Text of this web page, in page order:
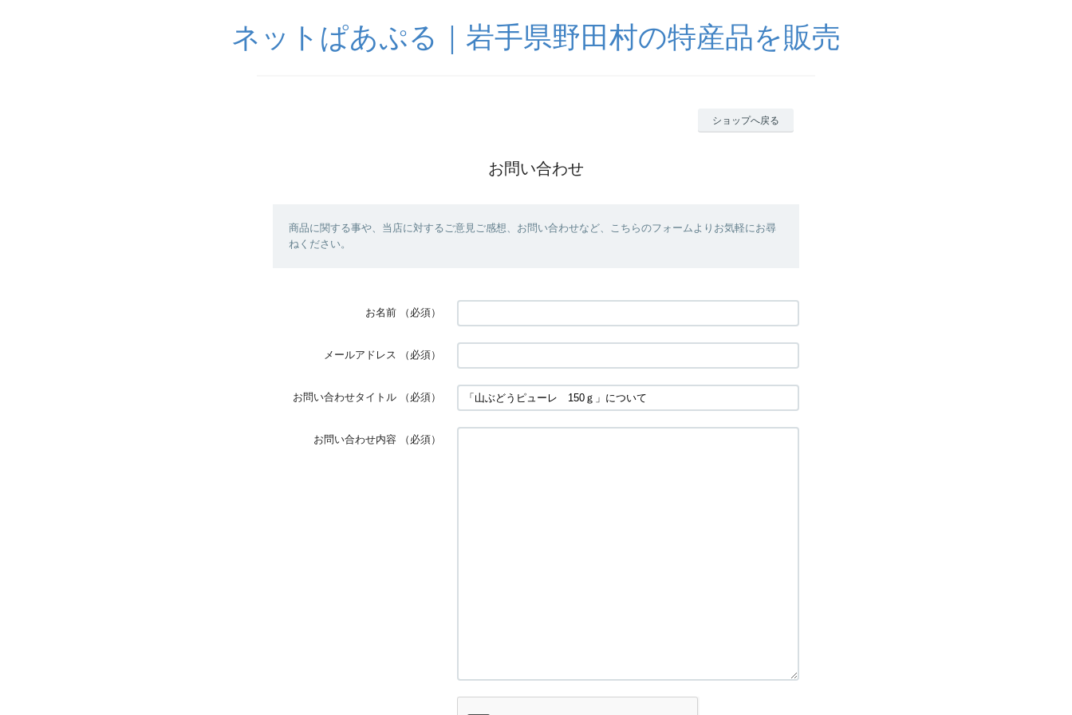
ネットぱあぷる｜岩手県野田村の特産品を販売
ショップへ戻る
お問い合わせ
商品に関する事や、当店に対するご意見ご感想、お問い合わせなど、こちらのフォームよりお気軽にお尋
ねください。
お名前 （必須）
メールアドレス （必須）
お問い合わせタイトル （必須）
お問い合わせ内容 （必須）